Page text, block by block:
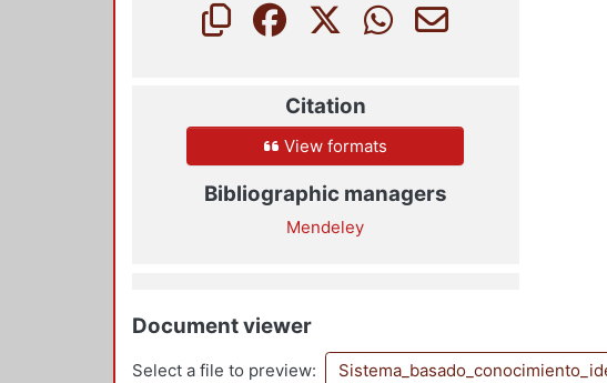
Citation
View formats
Bibliographic managers
Mendeley
Document viewer
Select a file to preview: